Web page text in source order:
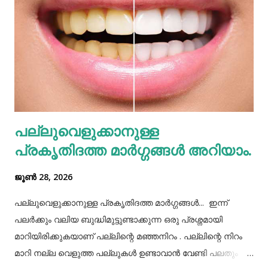
അമിതമായി ഭക്ഷണം കഴിക്കുന്നത് പ്രത്യേകം
ശ്രദ്ധിക്കേണ്ടതുണ്ട്. കുറെ ആളുകൾക്ക് ഒരുമിച്ച് കഴിക്കാൻ
കൊണ്ടുവന്ന ഭക്ഷണം നമ്മൾ നമ്മുടെ പാത്രത്തിലേക്ക് ധൃതി
കൂട്ടി എടുത്തിട്ട് കഴിച്ചു തീർക്കുന്നതും ഒരിക്കലും ശരിയായ
രീതിയല്ല. ഇത് മറ്റുള്ളവർക്ക് നമ്മളെക്കുറിച്ച് വളരെ
തെറ്റിദ്ധാരണ ഉണ്ടാക്കാൻ കാരണമായിത്തീരും. അതുപോലെ
വെള്ളം പോലെയുള്ള സാധനങ്ങൾ ഒരു പാത്രത്തിൽ
കൊണ്ടുവച്ചാൽ അത് അപ്പാടെ കുടിക്കാതെ മറ്റുള്ളവർക്ക്
കൂട...
പല്ലുവെളുക്കാനുള്ള
പ്രകൃതിദത്ത മാര്‍ഗ്ഗങ്ങള്‍ അറിയാം.
ജൂൺ 28, 2026
പല്ലുവെളുക്കാനുള്ള പ്രകൃതിദത്ത മാര്‍ഗ്ഗങ്ങള്‍... ഇന്ന്
പലർക്കും വലിയ ബുദ്ധിമുട്ടുണ്ടാക്കുന്ന ഒരു പ്രശ്നമായി
മാറിയിരിക്കുകയാണ് പല്ലിന്റെ മഞ്ഞനിറം . പല്ലിന്റെ നിറം
മാറി നല്ല വെളുത്ത പല്ലുകൾ ഉണ്ടാവാൻ വേണ്ടി പലതും